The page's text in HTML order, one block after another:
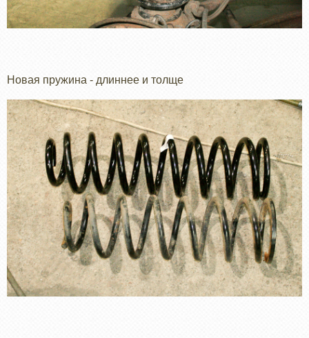
Новая пружина - длиннее и толще